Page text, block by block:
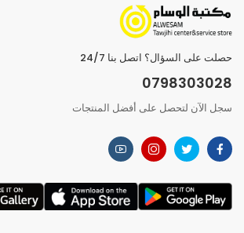
حصلت على السؤال؟ اتصل بنا 24/7
0798303028
سجل الآن لتحصل على أفضل المنتجات